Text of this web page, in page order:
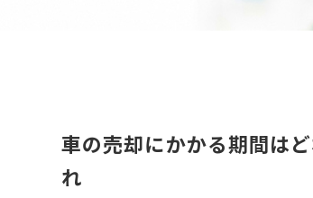
車の売却にかかる期間は
れ